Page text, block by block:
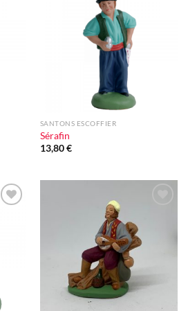
SANTONS ESCOFFIER
Sérafin
13,80€